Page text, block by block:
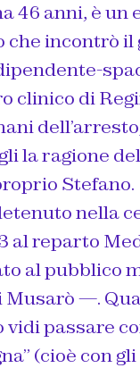
46 anni, è un
che incontrò il
clinico di
la ragione
Stefano.
nella
al reparto
al pubblico
Musarò —.
vidi passare
(cioè con